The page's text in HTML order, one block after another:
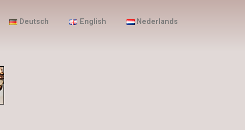
Deutsch English Nederlands